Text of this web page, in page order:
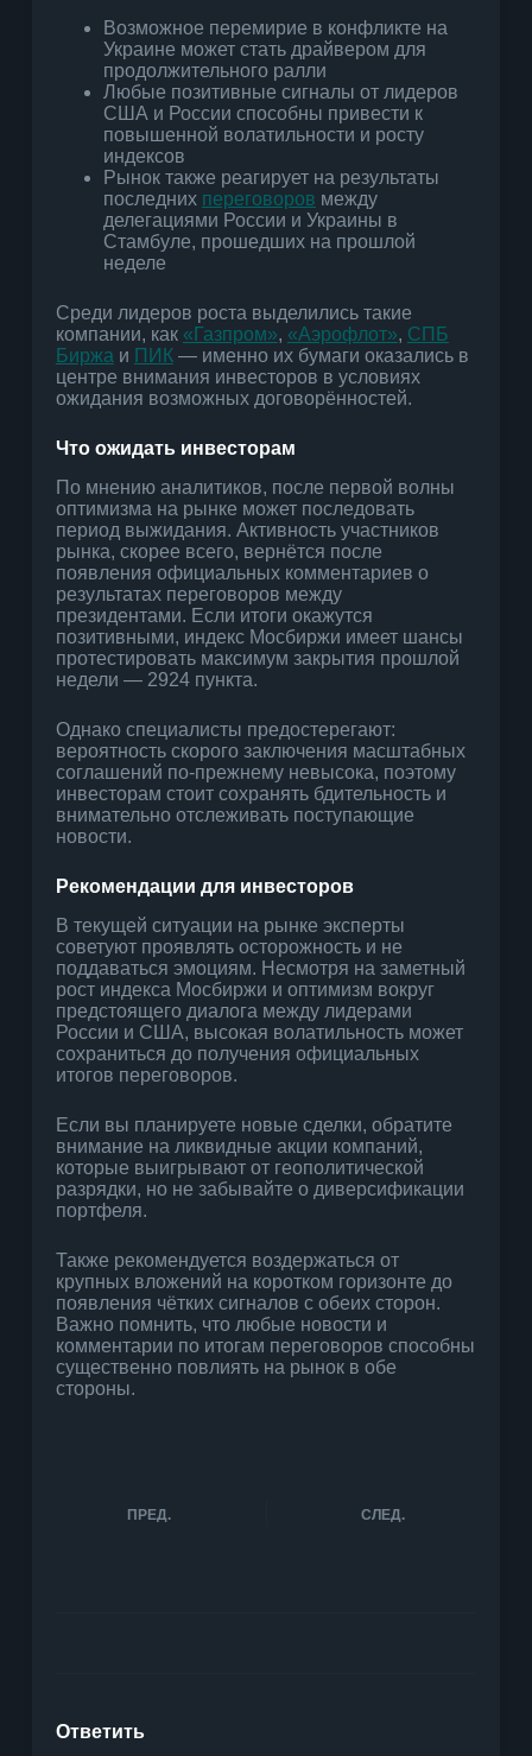
Возможное перемирие в конфликте на
Украине может стать драйвером для
продолжительного ралли
Любые позитивные сигналы от лидеров
США и России способны привести к
повышенной волатильности и росту
индексов
Рынок также реагирует на результаты
последних переговоров между
делегациями России и Украины в
Стамбуле, прошедших на прошлой
неделе
Среди лидеров роста выделились такие
компании, как «Газпром», «Аэрофлот», СПБ
Биржа и ПИК— именно их бумаги оказались в
центре внимания инвесторов в условиях
ожидания возможных договорённостей.
Что ожидать инвесторам
По мнению аналитиков, после первой волны
оптимизма на рынке может последовать
период выжидания. Активность участников
рынка, скорее всего, вернётся после
появления официальных комментариев о
результатах переговоров между
президентами. Если итоги окажутся
позитивными, индекс Мосбиржи имеет шансы
протестировать максимум закрытия прошлой
недели — 2924 пункта.
Однако специалисты предостерегают:
вероятность скорого заключения масштабных
соглашений по-прежнему невысока, поэтому
инвесторам стоит сохранять бдительность и
внимательно отслеживать поступающие
новости.
Рекомендации для инвесторов
В текущей ситуации на рынке эксперты
советуют проявлять осторожность и не
поддаваться эмоциям. Несмотря на заметный
рост индекса Мосбиржи и оптимизм вокруг
предстоящего диалога между лидерами
России и США, высокая волатильность может
сохраниться до получения официальных
итогов переговоров.
Если вы планируете новые сделки, обратите
внимание на ликвидные акции компаний,
которые выигрывают от геополитической
разрядки, но не забывайте о диверсификации
портфеля.
Также рекомендуется воздержаться от
крупных вложений на коротком горизонте до
появления чётких сигналов с обеих сторон.
Важно помнить, что любые новости и
комментарии по итогам переговоров способны
существенно повлиять на рынок в обе
стороны.
ПРЕД. СЛЕД.
Ответить